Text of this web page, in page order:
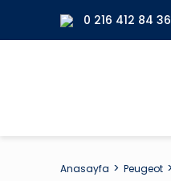
0 216 412 84 36
Anasayfa Peugeot